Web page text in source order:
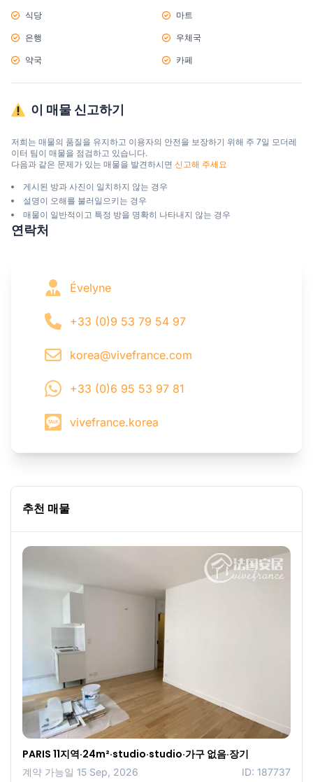
식당 마트
은행 우체국
약국 카페
이 매물 신고하기
저희는 매물의 품질을 유지하고 이용자의 안전을 보장하기 위해 주 7일 모더레
이터 팀이 매물을 점검하고 있습니다.
다음과 같은 문제가 있는 매물을 발견하시면 신고해 주세요
게시된 방과 사진이 일치하지 않는 경우
설명이 오해를 불러일으키는 경우
매물이 일반적이고 특정 방을 명확히 나타내지 않는 경우
연락처
Évelyne
+33 (0)9 53 79 54 97
korea@vivefrance.com
+33 (0)6 95 53 97 81
vivefrance.korea
추천 매물
PARIS 11지역·24m²·studio·studio·가구 없음·장기
계약 가능일 15 Sep, 2026 ID: 187737